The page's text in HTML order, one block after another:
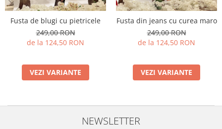
Fusta de blugi cu pietricele
249,00 RON
de la 124,50 RON
VEZI VARIANTE
Fusta din jeans cu curea maro
249,00 RON
de la 124,50 RON
VEZI VARIANTE
NEWSLETTER